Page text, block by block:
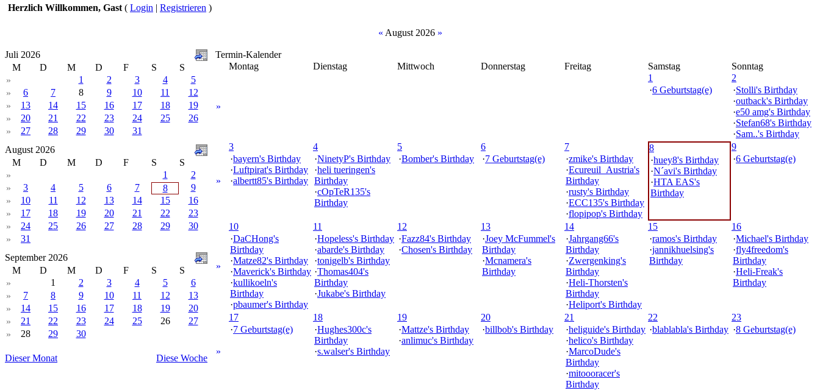
Herzlich Willkommen, Gast ( Login | Registrieren )
« August 2026 »
Juli 2026
M
D M D F S
S
»
1 2 3 4
5
»
6 7 8 9 10 11
12
»
13 14 15 16 17 18
19
»
20 21 22 23 24 25
26
»
27 28 29 30
31
August 2026
M
D M D F S
S
»
1
2
»
3 4 5 6 7 8
9
»
10 11 12 13 14 15
16
»
17 18 19 20 21 22
23
»
24 25 26 27 28 29
30
»
31
September 2026
M
D M D F S
S
»
1 2 3 4 5
6
»
7 8 9 10 11 12
13
»
14 15 16 17 18 19
20
»
21 22 23 24 25 26
27
»
28 29 30
Dieser Monat Diese Woche
Termin-Kalender
Montag
Dienstag Mittwoch Donnerstag Freitag Samstag Sonntag
»
1
·6 Geburtstag(e)
2
·Stolli's Birthday
·outback's Birthday
·e50 amg's Birthday
·Stefan68's Birthday
·Sam..'s Birthday
»
3
·bayern's Birthday
·Luftpirat's Birthday
·albertt85's Birthday
4
·NinetyP's Birthday
·heli tueringen's
Birthday
·cOpTeR135's
Birthday
5
·Bomber's Birthday
6
·7 Geburtstag(e)
7
·zmike's Birthday
·Ecureuil_Austria's
Birthday
·rusty's Birthday
·ECC135's Birthday
·flopipop's Birthday
8
·huey8's Birthday
·N´avi's Birthday
·HTA EAS's
Birthday
9
·6 Geburtstag(e)
»
10
·DaCHong's
Birthday
·Matze82's Birthday
·Maverick's Birthday
·kullikoeln's
Birthday
·pbaumer's Birthday
11
·Hopeless's Birthday
·abarde's Birthday
·tonigelb's Birthday
·Thomas404's
Birthday
·Jukabe's Birthday
12
·Fazz84's Birthday
·Chosen's Birthday
13
·Joey McFummel's
Birthday
·Mcnamera's
Birthday
14
·Jahrgang66's
Birthday
·Zwergenking's
Birthday
·Heli-Thorsten's
Birthday
·Heliport's Birthday
15
·ramos's Birthday
·jannikhuelsing's
Birthday
16
·Michael's Birthday
·fly4freedom's
Birthday
·Heli-Freak's
Birthday
»
17
·7 Geburtstag(e)
18
·Hughes300c's
Birthday
·s.walser's Birthday
19
·Mattze's Birthday
·anlimuc's Birthday
20
·billbob's Birthday
21
·heliguide's Birthday
·helico's Birthday
·MarcoDude's
Birthday
·mitoooracer's
Birthday
22
·blablabla's Birthday
23
·8 Geburtstag(e)